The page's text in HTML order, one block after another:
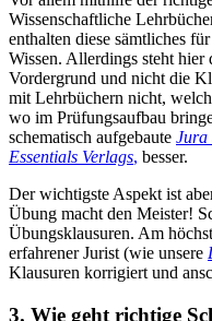
Wissenschaftliche
enthalten diese sämtliches
Wissen. Allerdings steht
Vordergrund und nicht die
mit Lehrbüchern nicht,
wo im Prüfungsaufbau
schematisch aufgebaute Jura
Essentials Verlags, besser.
Der wichtigste Aspekt ist
Übung macht den Meister!
Übungsklausuren. Am
erfahrener Jurist (wie unsere
Klausuren korrigiert und
3. Wie geht richtige